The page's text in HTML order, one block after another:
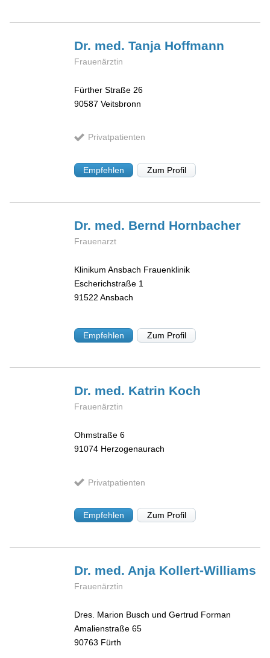
Dr. med. Tanja Hoffmann
Frauenärztin
Fürther Straße 26
90587 Veitsbronn
Privatpatienten
Empfehlen Zum Profil
Dr. med. Bernd Hornbacher
Frauenarzt
Klinikum Ansbach Frauenklinik
Escherichstraße 1
91522 Ansbach
Empfehlen Zum Profil
Dr. med. Katrin Koch
Frauenärztin
Ohmstraße 6
91074 Herzogenaurach
Privatpatienten
Empfehlen Zum Profil
Dr. med. Anja Kollert-Williams
Frauenärztin
Dres. Marion Busch und Gertrud Forman
Amalienstraße 65
90763 Fürth